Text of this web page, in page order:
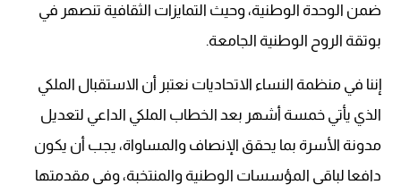
ضمن الوحدة الوطنية، وحيث التمايزات الثقافية تنصهر في
بوتقة الروح الوطنية الجامعة.
إننا في منظمة النساء الاتحاديات نعتبر أن الاستقبال الملكي
الذي يأتي خمسة أشهر بعد الخطاب الملكي الداعي لتعديل
مدونة الأسرة بما يحقق الإنصاف والمساواة، يجب أن يكون
دافعا لباقي المؤسسات الوطنية والمنتخبة، وفي مقدمتها